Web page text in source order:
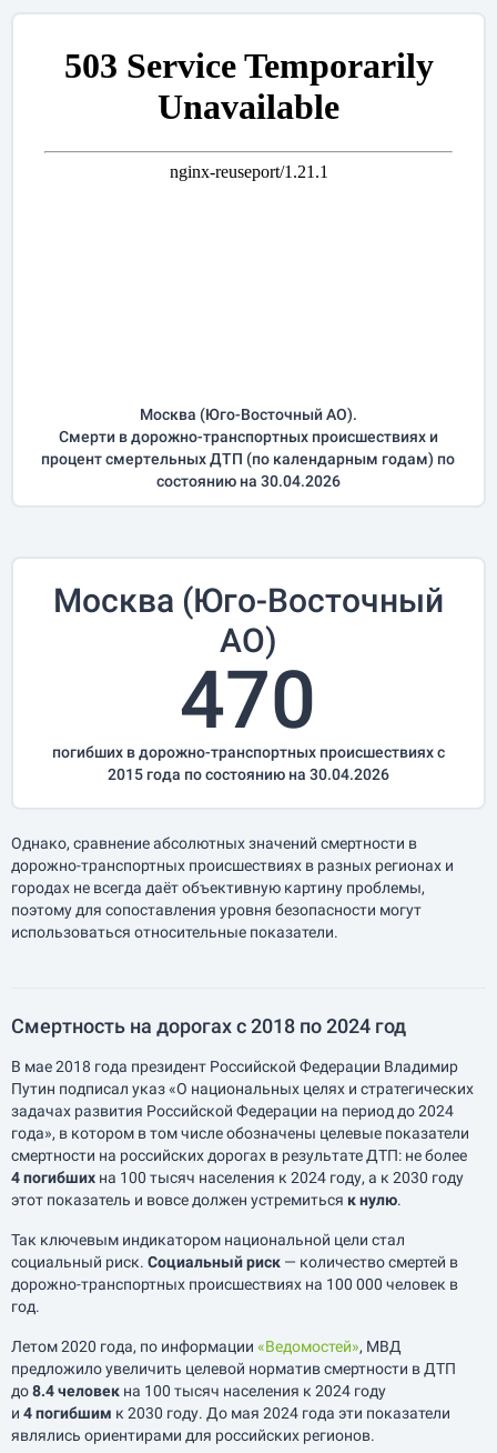
Москва (Юго-Восточный АО).
Смерти в дорожно-транспортных происшествиях и
процент смертельных ДТП (по календарным годам) по
состоянию на 30.04.2026
Москва (Юго-Восточный
АО)
470
погибших в дорожно-транспортных происшествиях с
2015 года по состоянию на 30.04.2026
Однако, сравнение абсолютных значений смертности в
дорожно-транспортных происшествиях в разных регионах и
городах не всегда даёт объективную картину проблемы,
поэтому для сопоставления уровня безопасности могут
использоваться относительные показатели.
Смертность на дорогах с 2018 по 2024 год
В мае 2018 года президент Российской Федерации Владимир
Путин подписал указ «О национальных целях и стратегических
задачах развития Российской Федерации на период до 2024
года», в котором в том числе обозначены целевые показатели
смертности на российских дорогах в результате ДТП: не более
4 погибших на 100 тысяч населения к 2024 году, а к 2030 году
этот показатель и вовсе должен устремиться к нулю.
Так ключевым индикатором национальной цели стал
социальный риск. Социальный риск — количество смертей в
дорожно-транспортных происшествиях на 100 000 человек в
год.
Летом 2020 года, по информации «Ведомостей», МВД
предложило увеличить целевой норматив смертности в ДТП
до8.4 человек на 100 тысяч населения к 2024 году
и 4 погибшим к 2030 году. До мая 2024 года эти показатели
являлись ориентирами для российских регионов.